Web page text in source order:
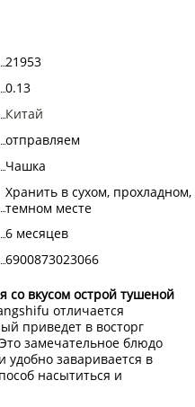
21953
0.13
Китай
отправляем
Чашка
Хранить в сухом, прохладном,
темном месте
6 месяцев
6900873023066
со вкусом острой тушеной
отличается
приведет в восторг
замечательное блюдо
удобно заваривается в
насытиться и